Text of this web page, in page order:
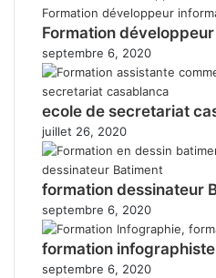
Formation
septembre 6, 2020
ecole de secretariat
juillet 26, 2020
formation dessinateur
septembre 6, 2020
formation infographiste
septembre 6, 2020